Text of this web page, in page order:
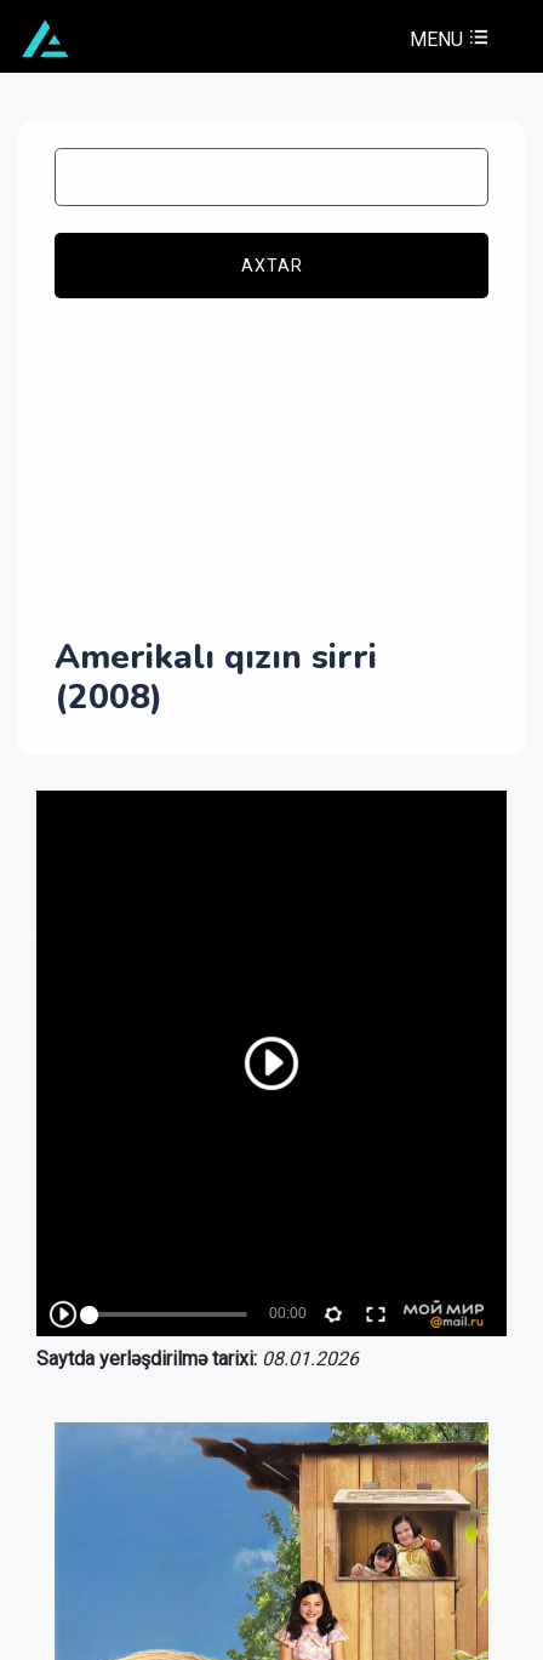
MENU
AXTAR
Amerikalı qızın sirri
(2008)
Saytda yerləşdirilmə tarixi: 08.01.2026